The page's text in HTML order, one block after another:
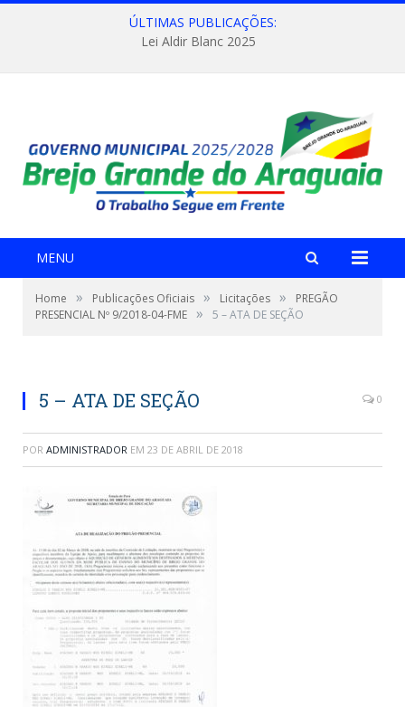
ÚLTIMAS PUBLICAÇÕES:
Lei Aldir Blanc 2025
MENU
Home » Publicações Oficiais » Licitações »
PREGÃO
PRESENCIAL Nº 9/2018-04-FME » 5 – ATA DE SEÇÃO
5 – ATA DE SEÇÃO 0
POR ADMINISTRADOR EM 23 DE ABRIL DE 2018